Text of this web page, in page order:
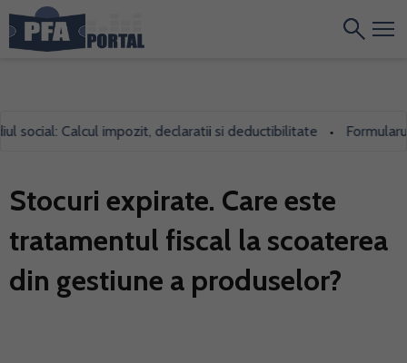
Calcul impozit, declaratii si deductibilitate • Formularul
Stocuri expirate. Care este
tratamentul fiscal la scoaterea
din gestiune a produselor?